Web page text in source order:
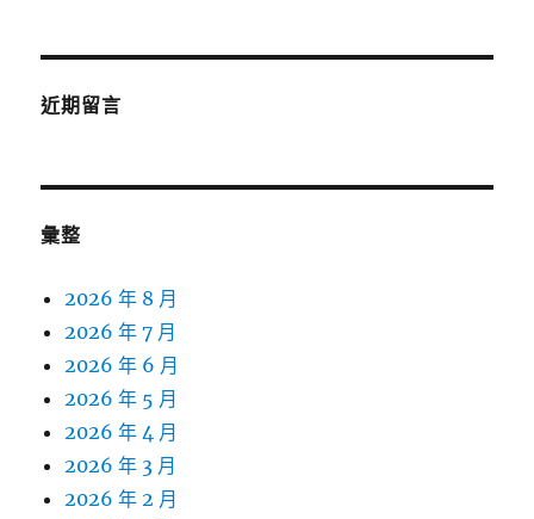
近期留言
彙整
2026 年 8 月
2026 年 7 月
2026 年 6 月
2026 年 5 月
2026 年 4 月
2026 年 3 月
2026 年 2 月